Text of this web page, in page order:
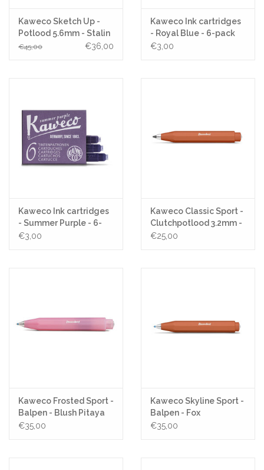
Kaweco Sketch Up -
Potlood 5.6mm - Stalin
Chrome
€45,00 €36,00
Kaweco Ink cartridges
- Royal Blue - 6-pack
€3,00
Kaweco Ink cartridges
- Summer Purple - 6-
pack
€3,00
Kaweco Classic Sport -
Clutchpotlood 3.2mm -
Fox
€25,00
Kaweco Frosted Sport -
Balpen - Blush Pitaya
€35,00
Kaweco Skyline Sport -
Balpen - Fox
€35,00